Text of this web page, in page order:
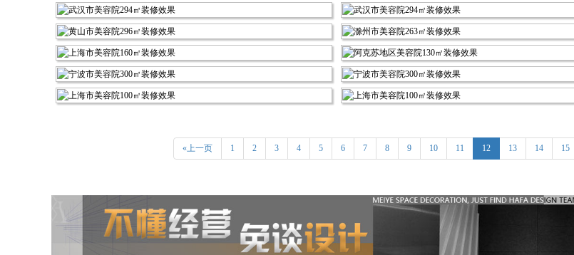
«上一页 1 2 3 4 5 6 7 8 9 10 11 12 13 14 15